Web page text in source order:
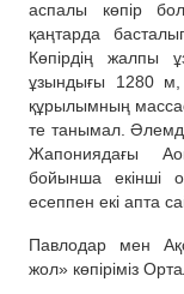
аспалы көпір
қаңтарда
Көпірдің жалпы
ұзындығы 1280 м,
құрылымның
те танымал.
Жапониядағы
бойынша екінші
есеппен екі апта
Павлодар мен
жол» көпіріміз